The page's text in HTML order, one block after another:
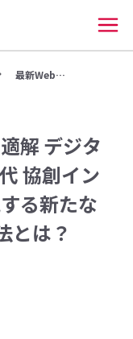
最新Web広告運用の最適解 デ...
解 デジタ
協創イン
る新たな
とは？